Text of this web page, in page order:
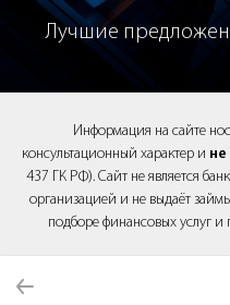
Лучшие
Информация на сайте
консультационный характер и
437 ГК РФ). Сайт не является
организацией и не выдаёт
подборе финансовых услуг